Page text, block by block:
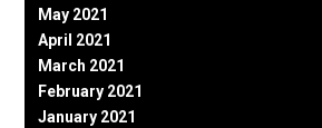
May 2021
April 2021
March 2021
February 2021
January 2021